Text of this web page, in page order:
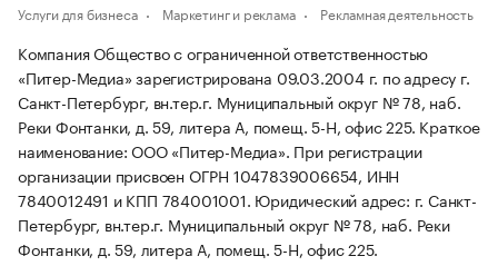
Услуги для бизнеса Маркетинг и реклама Рекламная деятельность
Компания Общество с ограниченной ответственностью
«Питер-Медиа» зарегистрирована 09.03.2004 г. по адресу г.
Санкт-Петербург, вн.тер.г. Муниципальный округ № 78, наб.
Реки Фонтанки, д. 59, литера А, помещ. 5-Н, офис 225. Краткое
наименование: ООО «Питер-Медиа». При регистрации
организации присвоен ОГРН 1047839006654, ИНН
7840012491 и КПП 784001001. Юридический адрес: г. Санкт-
Петербург, вн.тер.г. Муниципальный округ № 78, наб. Реки
Фонтанки, д. 59, литера А, помещ. 5-Н, офис 225.